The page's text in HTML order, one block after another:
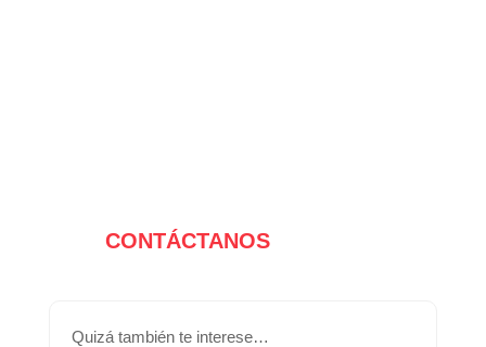
CONTÁCTANOS
Quizá también te interese…